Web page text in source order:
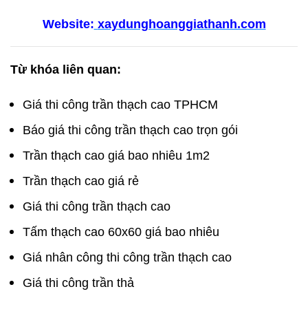
Website: xaydunghoanggiathanh.com
Từ khóa liên quan:
Giá thi công trần thạch cao TPHCM
Báo giá thi công trần thạch cao trọn gói
Trần thạch cao giá bao nhiêu 1m2
Trần thạch cao giá rẻ
Giá thi công trần thạch cao
Tấm thạch cao 60x60 giá bao nhiêu
Giá nhân công thi công trần thạch cao
Giá thi công trần thả